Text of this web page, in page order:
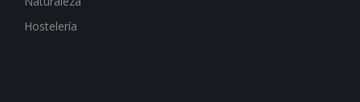
Hostelería